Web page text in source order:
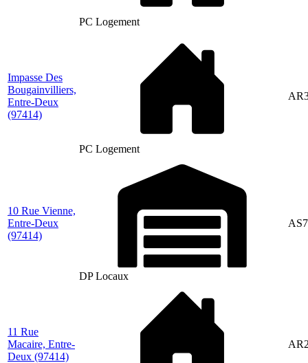
PC Logement
Impasse Des
Bougainvilliers,
Entre-Deux
(97414)
PC Logement
10 Rue Vienne,
Entre-Deux
(97414)
DP Locaux
11 Rue
Macaire, Entre-
Deux (97414)